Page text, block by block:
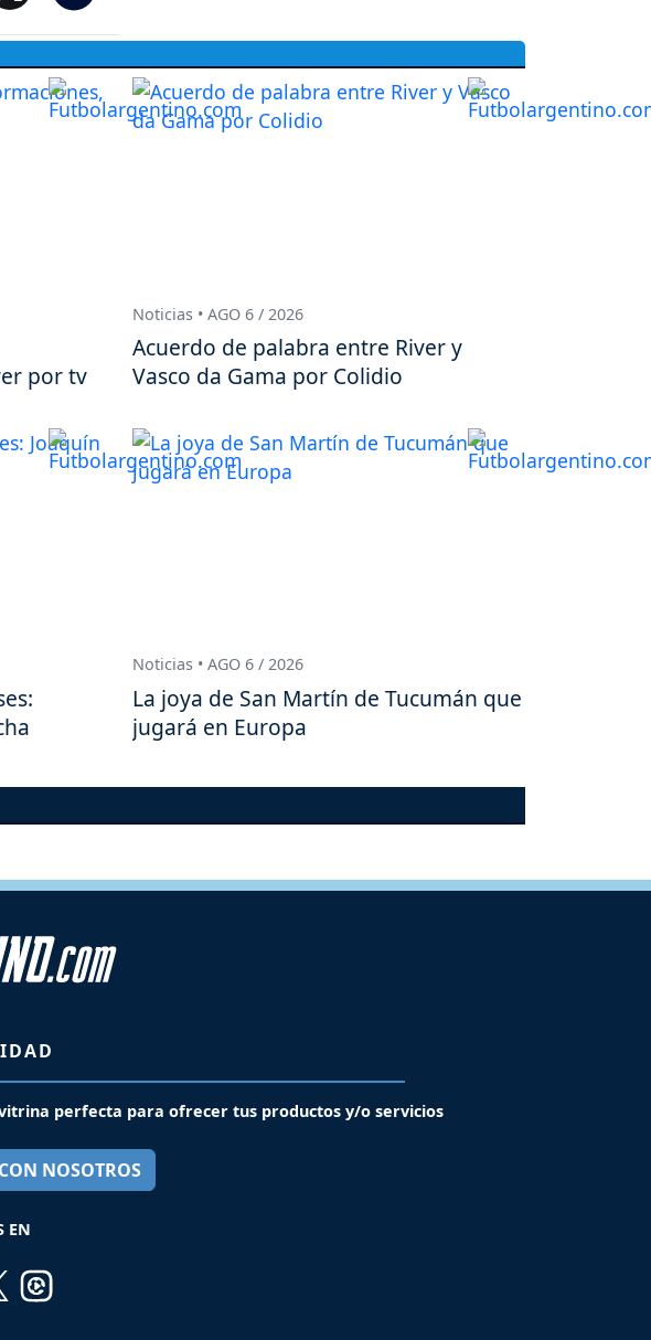
por tv
Noticias • AGO 6 / 2026
Acuerdo de palabra entre River y
Vasco da Gama por Colidio
Noticias • AGO 6 / 2026
La joya de San Martín de Tucumán que
jugará en Europa
perfecta para ofrecer tus productos y/o servicios
NOSOTROS
EN